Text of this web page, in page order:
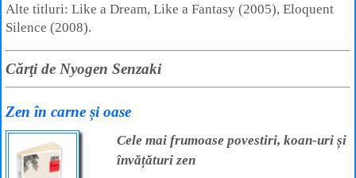
Alte titluri: Like a Dream, Like a Fantasy (2005), Eloquent
Silence (2008).
Cărţi de Nyogen Senzaki
Zen în carne și oase
Cele mai frumoase povestiri, koan-uri și
învățături zen